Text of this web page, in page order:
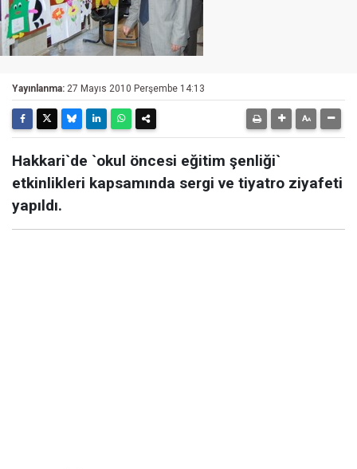
Yayınlanma: 27 Mayıs 2010 Perşembe 14:13
Hakkari`de `okul öncesi eğitim şenliği`
etkinlikleri kapsamında sergi ve tiyatro ziyafeti
yapıldı.